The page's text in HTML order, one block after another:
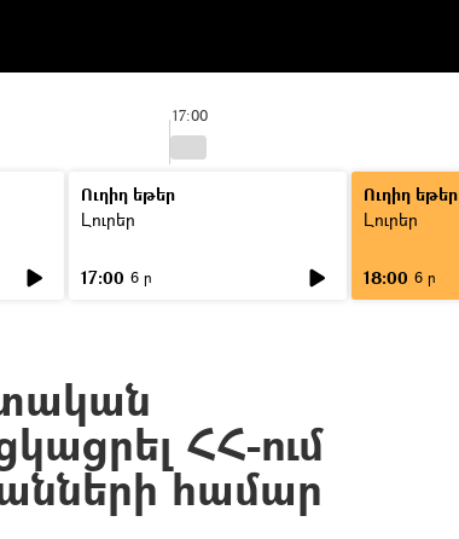
17:00
Ուղիղ եթեր
Լուրեր
17:00 6 ր
Ուղիղ եթեր
Լուրեր
18:00 6 ր
ՀՀ-ում
համար